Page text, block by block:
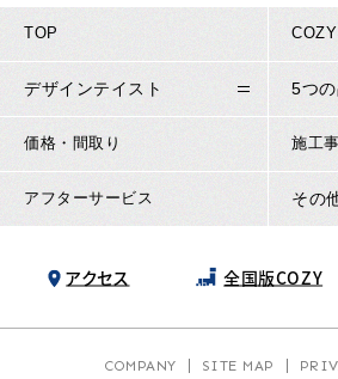
TOP
デザインテイスト 5つ
価格・間取り 施工
アフターサービス その
アクセス 全国版COZY
COMPANY SITE MAP